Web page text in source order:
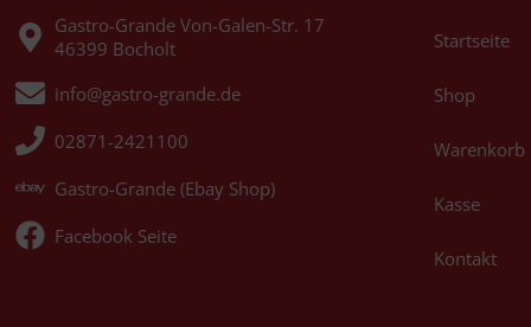
Gastro-Grande Von-Galen-Str. 17
46399 Bocholt
info@gastro-grande.de
02871-2421100
Gastro-Grande (Ebay Shop)
Facebook Seite
Startseite
Shop
Warenkorb
Kasse
Kontakt